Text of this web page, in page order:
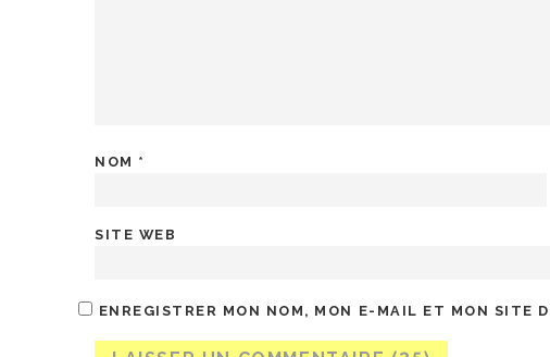
NOM *
SITE WEB
ENREGISTRER MON NOM, MON E-MAIL ET MON SITE